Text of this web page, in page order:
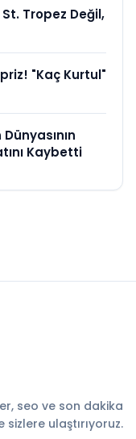
St. Tropez Değil,
"Kaç Kurtul"
Kaybetti
seo ve son dakika
sizlere ulaştırıyoruz.